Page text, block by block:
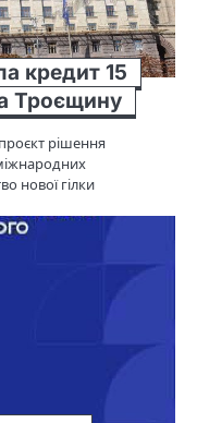
кредит 15
Троєщину
рішення
нової гілки